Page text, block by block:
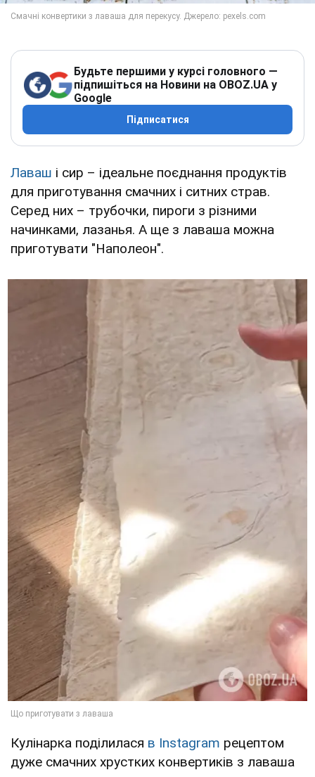
Будьте першими у курсі головного —
підпишіться на Новини на OBOZ.UA у
Google
Підписатися
Лаваш і сир – ідеальне поєднання продуктів
для приготування смачних і ситних страв.
Серед них – трубочки, пироги з різними
начинками, лазанья. А ще з лаваша можна
приготувати "Наполеон".
Кулінарка поділилася в Instagram рецептом
дуже смачних хрустких конвертиків з лаваша